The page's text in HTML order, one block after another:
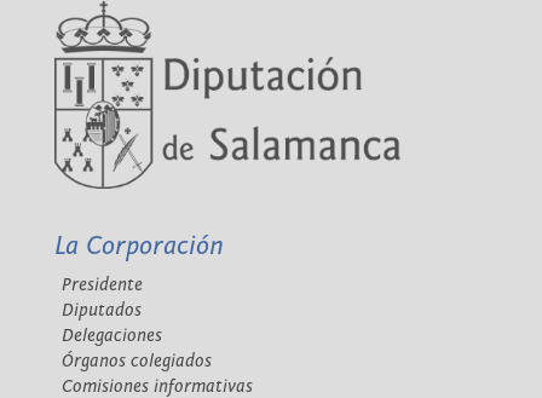
La Corporación
Presidente
Diputados
Delegaciones
Órganos colegiados
Comisiones informativas